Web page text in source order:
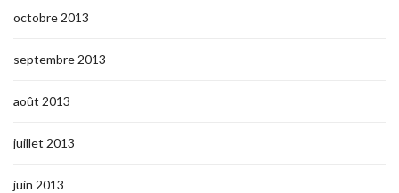
octobre 2013
septembre 2013
août 2013
juillet 2013
juin 2013